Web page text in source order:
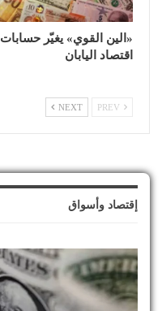
«الين القوي» يغيّر حسابات
اقتصاد اليابان
NEXT
إقتصاد وأسواق